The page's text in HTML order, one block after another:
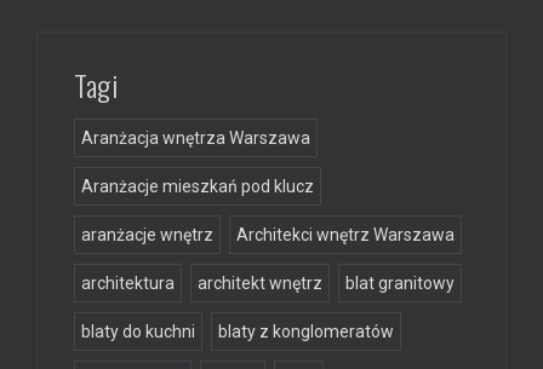
Tagi
Aranżacja wnętrza Warszawa
Aranżacje mieszkań pod klucz
aranżacje wnętrz Architekci wnętrz Warszawa
architektura architekt wnętrz blat granitowy
blaty do kuchni blaty z konglomeratów